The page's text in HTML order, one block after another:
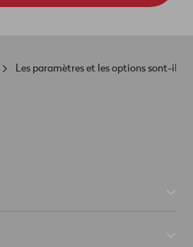
Les paramètres et les options sont-ils